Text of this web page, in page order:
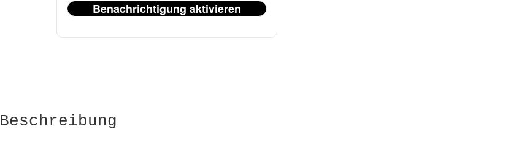
Benachrichtigung aktivieren
Beschreibung